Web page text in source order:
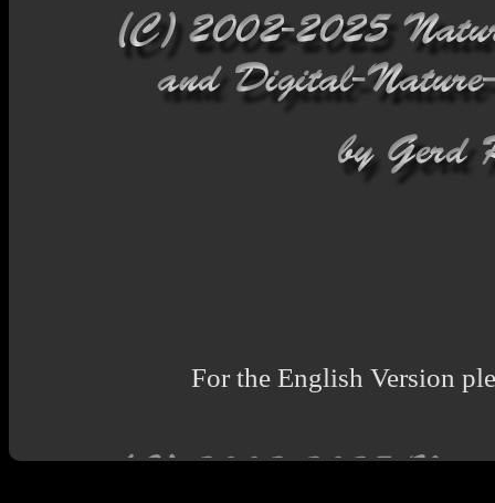
For the English Version